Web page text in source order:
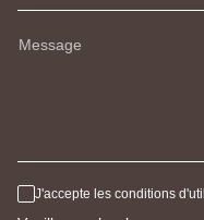
Message
J'accepte les conditions